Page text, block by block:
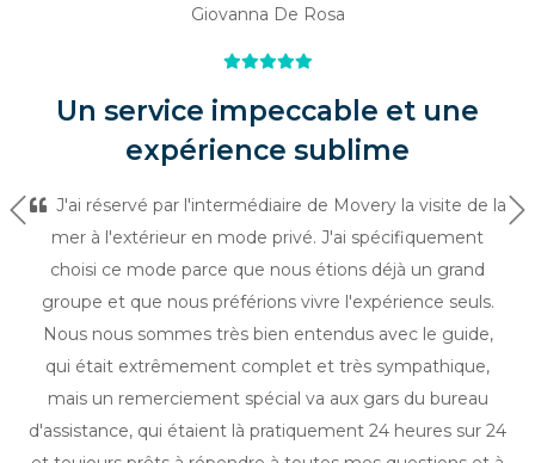
Giovanna De Rosa
Un service impeccable et une
expérience sublime
J'ai réservé par l'intermédiaire de Movery la visite de la
mer à l'extérieur en mode privé. J'ai spécifiquement
choisi ce mode parce que nous étions déjà un grand
groupe et que nous préférions vivre l'expérience seuls.
Nous nous sommes très bien entendus avec le guide,
qui était extrêmement complet et très sympathique,
mais un remerciement spécial va aux gars du bureau
d'assistance, qui étaient là pratiquement 24 heures sur 24
Précédent